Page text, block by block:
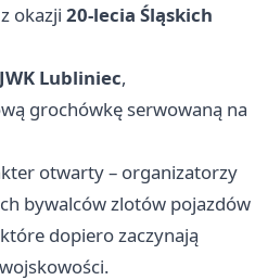
okazji 20-lecia Śląskich
JWK Lubliniec,
grochówkę serwowaną na
otwarty – organizatorzy
bywalców zlotów pojazdów
dopiero zaczynają